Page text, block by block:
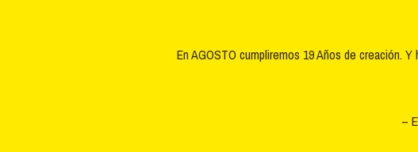
En AGOSTO cumpliremos 19 Años de creación.
–